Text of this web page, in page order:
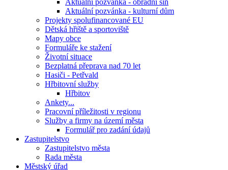
Aktuální pozvánka - obřadní síň
Aktuální pozvánka - kulturní dům
Projekty spolufinancované EU
Dětská hřiště a sportoviště
Mapy obce
Formuláře ke stažení
Životní situace
Bezplatná přeprava nad 70 let
Hasiči - Petřvald
Hřbitovní služby
Hřbitov
Ankety...
Pracovní příležitosti v regionu
Služby a firmy na území města
Formulář pro zadání údajů
Zastupitelstvo
Zastupitelstvo města
Rada města
Městský úřad